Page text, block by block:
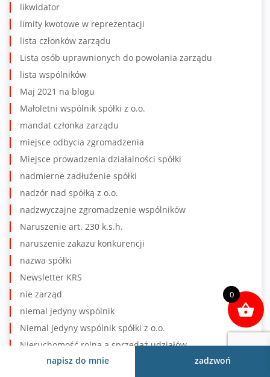
likwidator
limity kwotowe w reprezentacji
lista członków zarządu
Lista osób uprawnionych do powołania zarządu
lista wspólników
Maj 2021 na blogu
Małoletni wspólnik spółki z o.o.
mandat członka zarządu
miejsce odbycia zgromadzenia
Miejsce prowadzenia działalności spółki
nadmierne zadłużenie spółki
nadzór nad spółką z o.o.
nadzwyczajne zgromadzenie wspólników
Naruszenie art. 230 k.s.h.
naruszenie zakazu konkurencji
nazwa spółki
Newsletter KRS
nie zarząd
niemal jedyny wspólnik
Niemal jedyny wspólnik spółki z o.o.
Nieruchomość rolna a sprzedaż udziałów
nieważność uchwały
napisz do mnie zadzwoń
0